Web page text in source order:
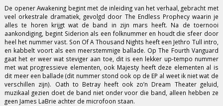
De opener Awakening begint met de inleiding van het verhaal, gebracht met
veel orkestrale dramatiek, gevolgd door The Endless Prophecy waarin je
alles te horen krijgt wat de band in zijn mars heeft. Na de toernooi
aankondiging, begint Siderion als een folknummer en houdt die sfeer door
heel het nummer vast. Son Of A Thousand Nights heeft een Jethro Tull intro,
en kabbelt voort als een meerstemmige ballade. Op The Fourth Vanguard
gaat het er weer wat steviger aan toe, dit is een lekker up-tempo nummer
met wat progressieve elementen, ook Majesty heeft deze elementen al is
dit meer een ballade (dit nummer stond ook op de EP al weet ik niet wat de
verschillen zijn). Oath to Betray heeft ook zo’n Dream Theater geluid,
muzikaal gezien doet de band niet onder voor die band, alleen hebben ze
geen James LaBrie achter de microfoon staan.